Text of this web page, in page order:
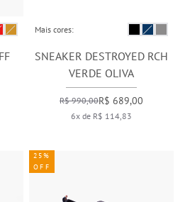
Mais cores:
SNEAKER DESTROYED RCH
VERDE OLIVA
R$ 990,00R$ 689,00
6x de R$ 114,83
25%
OFF